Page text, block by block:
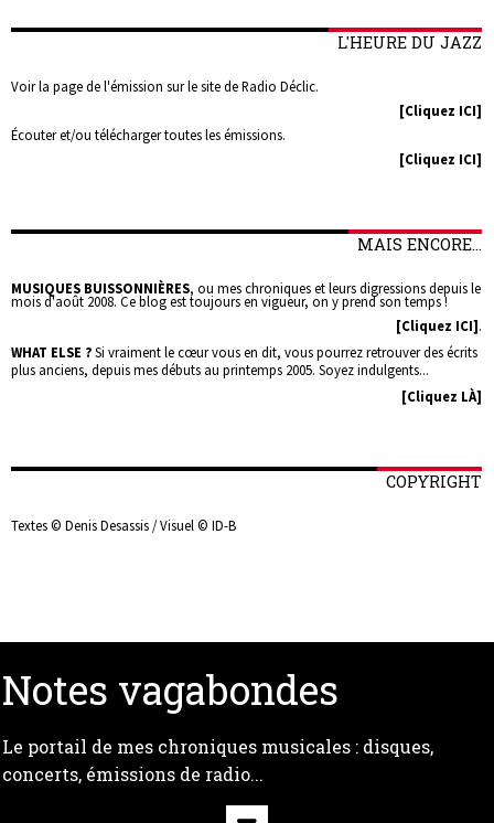
L'HEURE DU JAZZ
Voir la page de l'émission sur le site de Radio Déclic.
[Cliquez ICI]
Écouter et/ou télécharger toutes les émissions.
[Cliquez ICI]
MAIS ENCORE...
MUSIQUES BUISSONNIÈRES, ou mes chroniques et leurs digressions depuis le
mois d'août 2008. Ce blog est toujours en vigueur, on y prend son temps !
[Cliquez ICI].
WHAT ELSE ?Si vraiment le cœur vous en dit, vous pourrez retrouver des écrits
plus anciens, depuis mes débuts au printemps 2005. Soyez indulgents...
[Cliquez LÀ]
COPYRIGHT
Textes © Denis Desassis / Visuel © ID-B
Notes vagabondes
Le portail de mes chroniques musicales : disques,
concerts, émissions de radio...